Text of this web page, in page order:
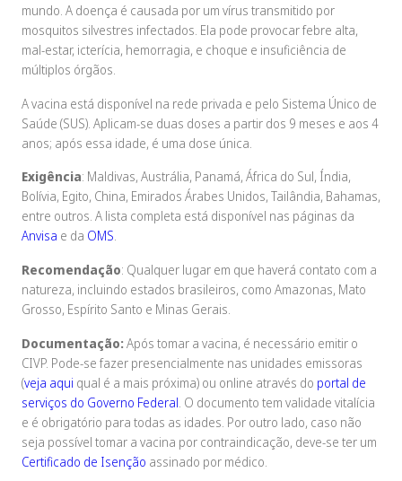
mundo. A doença é causada por um vírus transmitido por
mosquitos silvestres infectados. Ela pode provocar febre alta,
mal-estar, icterícia, hemorragia, e choque e insuficiência de
múltiplos órgãos.
A vacina está disponível na rede privada e pelo Sistema Único de
Saúde (SUS). Aplicam-se duas doses a partir dos 9 meses e aos 4
anos; após essa idade, é uma dose única.
Exigência: Maldivas, Austrália, Panamá, África do Sul, Índia,
Bolívia, Egito, China, Emirados Árabes Unidos, Tailândia, Bahamas,
entre outros. A lista completa está disponível nas páginas da
Anvisa e da OMS.
Recomendação: Qualquer lugar em que haverá contato com a
natureza, incluindo estados brasileiros, como Amazonas, Mato
Grosso, Espírito Santo e Minas Gerais.
Documentação:Após tomar a vacina, é necessário emitir o
CIVP. Pode-se fazer presencialmente nas unidades emissoras
(veja aqui qual é a mais próxima) ou online através do portal de
serviços do Governo Federal. O documento tem validade vitalícia
e é obrigatório para todas as idades. Por outro lado, caso não
seja possível tomar a vacina por contraindicação, deve-se ter um
Certificado de Isenção assinado por médico.